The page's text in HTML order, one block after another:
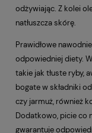
odżywiając. Z kolei
natłuszcza skórę.
Prawidłowe
odpowiedniej diety.
takie jak tłuste ryby,
bogate w składniki
czy jarmuż, również
Dodatkowo, picie co
gwarantuje